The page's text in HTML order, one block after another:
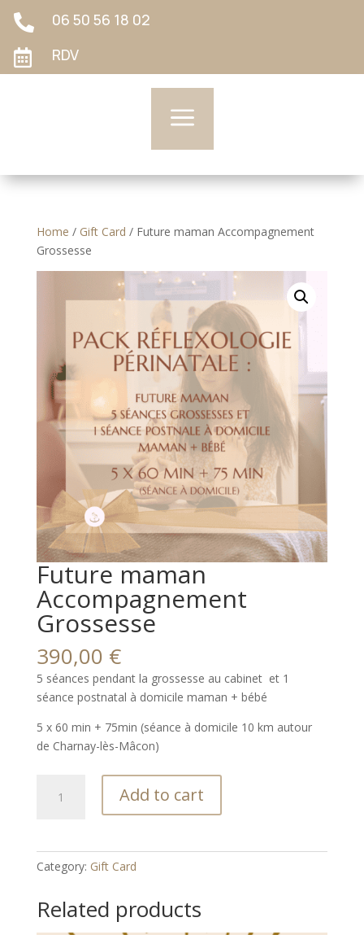
 06 50 56 18 02
 RDV
a
Home / Gift Card / Future maman Accompagnement
Grossesse
Future maman
Accompagnement
Grossesse
390,00 €
5 séances pendant la grossesse au cabinet et 1
séance postnatal à domicile maman + bébé
5 x 60 min + 75min (séance à domicile 10 km autour
de Charnay-lès-Mâcon)
maman
Add to cart
Category: Gift Card
Related products